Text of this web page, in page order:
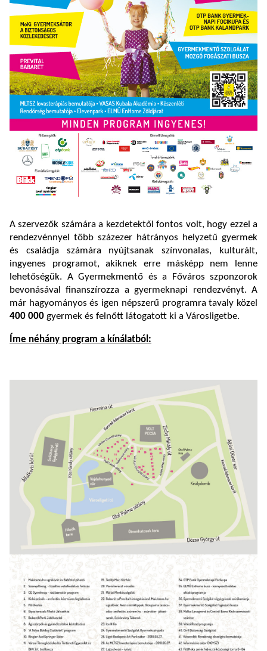
A szervezők számára a kezdetektől fontos volt, hogy ezzel a
rendezvénnyel több százezer hátrányos helyzetű gyermek
és családja számára nyújtsanak színvonalas, kulturált,
ingyenes programot, akiknek erre másképp nem lenne
lehetőségük. A Gyermekmentő és a Főváros szponzorok
bevonásával finanszírozza a gyermeknapi rendezvényt. A
már hagyományos és igen népszerű programra tavaly közel
400 000 gyermek és felnőtt látogatott ki a Városligetbe.
Íme néhány program a kínálatból: